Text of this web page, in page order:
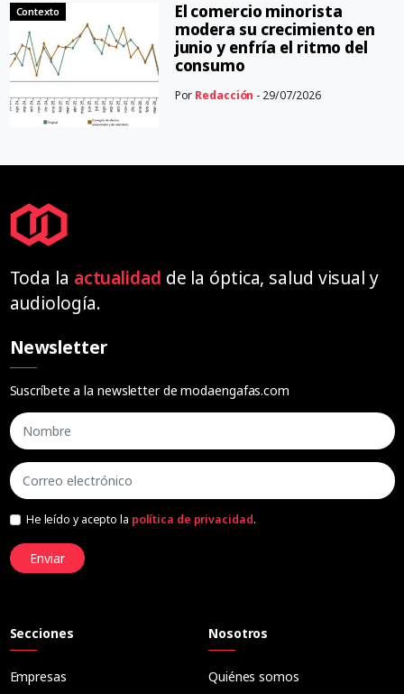
Contexto
El comercio minorista
modera su crecimiento en
junio y enfría el ritmo del
consumo
Por Redacción - 29/07/2026
Toda la actualidad de la óptica, salud visual y
audiología.
Newsletter
Suscríbete a la newsletter de modaengafas.com
He leído y acepto la política de privacidad.
Enviar
Secciones
Empresas
Nosotros
Quiénes somos